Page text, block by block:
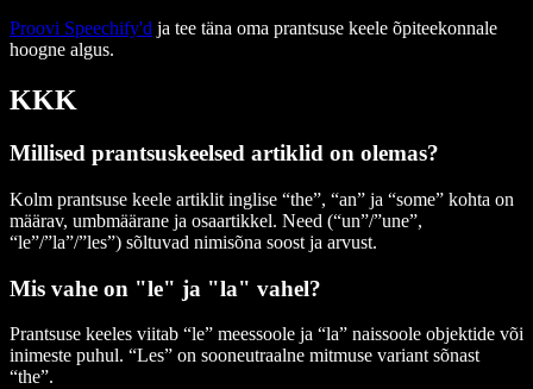
Proovi Speechify'd ja tee täna oma prantsuse keele õpiteekonnale
hoogne algus.
KKK
Millised prantsuskeelsed artiklid on olemas?
Kolm prantsuse keele artiklit inglise “the”, “an” ja “some” kohta on
määrav, umbmäärane ja osaartikkel. Need (“un”/”une”,
“le”/”la”/”les”) sõltuvad nimisõna soost ja arvust.
Mis vahe on "le" ja "la" vahel?
Prantsuse keeles viitab “le” meessoole ja “la” naissoole objektide või
inimeste puhul. “Les” on sooneutraalne mitmuse variant sõnast
“the”.